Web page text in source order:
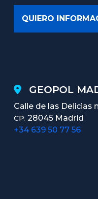
GEOPOL
Calle de las Delicias
CP. 28045 Madrid
+34 639 50 77 56